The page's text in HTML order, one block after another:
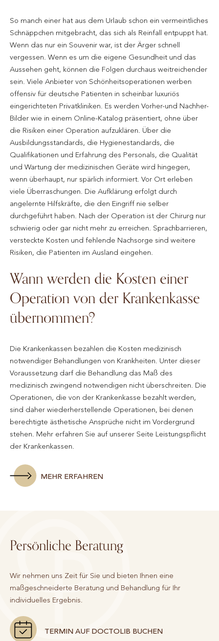
So manch einer hat aus dem Urlaub schon ein vermeintliches
Schnäppchen mitgebracht, das sich als Reinfall entpuppt hat.
Wenn das nur ein Souvenir war, ist der Ärger schnell
vergessen. Wenn es um die eigene Gesundheit und das
Aussehen geht, können die Folgen durchaus weitreichender
sein. Viele Anbieter von Schönheitsoperationen werben
offensiv für deutsche Patienten in scheinbar luxuriös
eingerichteten Privatkliniken. Es werden Vorher-und Nachher-
Bilder wie in einem Online-Katalog präsentiert, ohne über
die Risiken einer Operation aufzuklären. Über die
Ausbildungsstandards, die Hygienestandards, die
Qualifikationen und Erfahrung des Personals, die Qualität
und Wartung der medizinischen Geräte wird hingegen,
wenn überhaupt, nur spärlich informiert. Vor Ort erleben
viele Überraschungen. Die Aufklärung erfolgt durch
angelernte Hilfskräfte, die den Eingriff nie selber
durchgeführt haben. Nach der Operation ist der Chirurg nur
schwierig oder gar nicht mehr zu erreichen. Sprachbarrieren,
versteckte Kosten und fehlende Nachsorge sind weitere
Risiken, die Patienten im Ausland eingehen.
Wann werden die Kosten einer
Operation von der Krankenkasse
übernommen?
Die Krankenkassen bezahlen die Kosten medizinisch
notwendiger Behandlungen von Krankheiten. Unter dieser
Voraussetzung darf die Behandlung das Maß des
medizinisch zwingend notwendigen nicht überschreiten. Die
Operationen, die von der Krankenkasse bezahlt werden,
sind daher wiederherstellende Operationen, bei denen
berechtigte ästhetische Ansprüche nicht im Vordergrund
stehen. Mehr erfahren Sie auf unserer Seite Leistungspflicht
der Krankenkassen.
MEHR ERFAHREN
Persönliche Beratung
Wir nehmen uns Zeit für Sie und bieten Ihnen eine
maßgeschneiderte Beratung und Behandlung für Ihr
individuelles Ergebnis.
TERMIN AUF DOCTOLIB BUCHEN